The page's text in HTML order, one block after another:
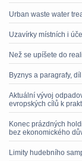
Urban waste water
Uzavírky místních i
Než se upíšete do
Byznys a paragrafy,
Aktuální vývoj
evropských cílů k
Konec prázdných
bez ekonomického
Limity hudebního